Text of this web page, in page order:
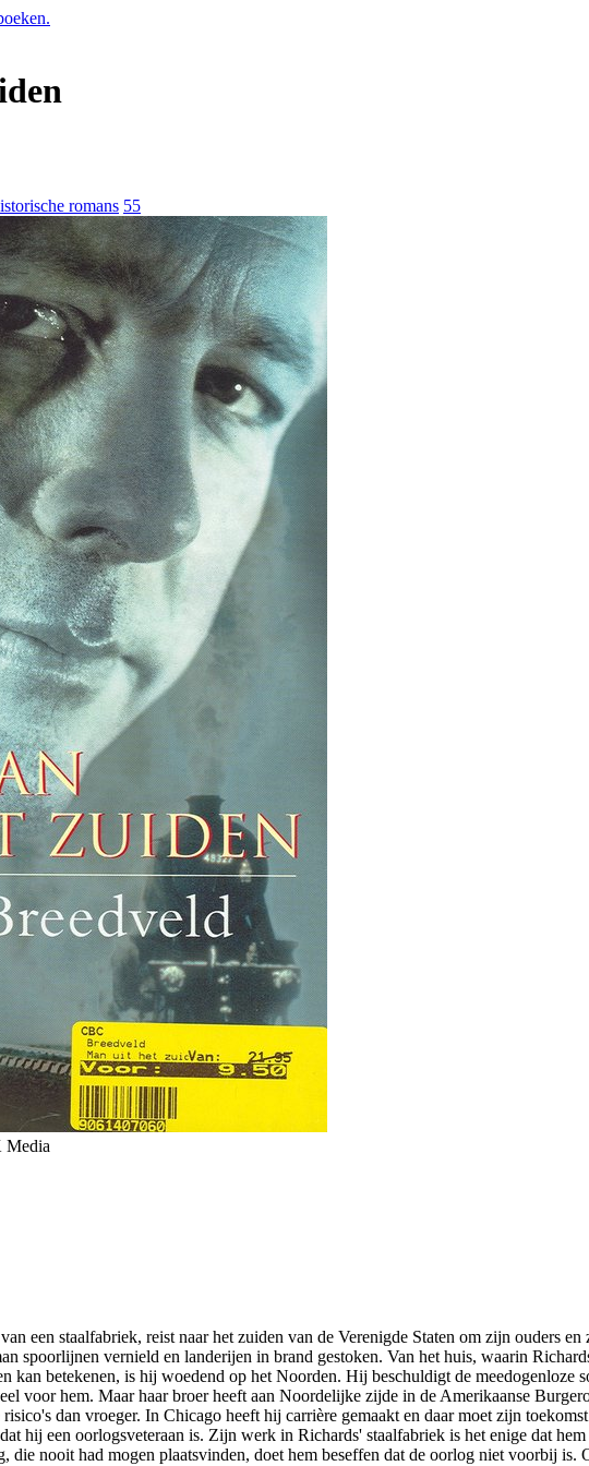
romans 55
Media
een staalfabriek, reist naar het zuiden van de Verenigde Staten om zijn ouders
spoorlijnen vernield en landerijen in brand gestoken. Van het huis, waarin
kan betekenen, is hij woedend op het Noorden. Hij beschuldigt de meedogenloze
voor hem. Maar haar broer heeft aan Noordelijke zijde in de Amerikaanse
dan vroeger. In Chicago heeft hij carrière gemaakt en daar moet zijn
hij een oorlogsveteraan is. Zijn werk in Richards' staalfabriek is het enige dat
die nooit had mogen plaatsvinden, doet hem beseffen dat de oorlog niet voorbij